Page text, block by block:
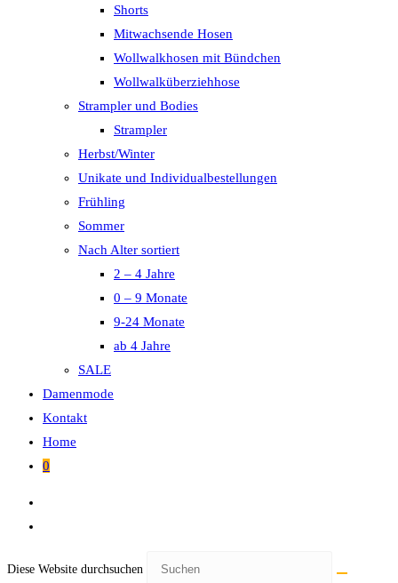
Shorts
Mitwachsende Hosen
Wollwalkhosen mit Bündchen
Wollwalküberziehhose
Strampler und Bodies
Strampler
Herbst/Winter
Unikate und Individualbestellungen
Frühling
Sommer
Nach Alter sortiert
2 – 4 Jahre
0 – 9 Monate
9-24 Monate
ab 4 Jahre
SALE
Damenmode
Kontakt
Home
0
Diese Website durchsuchen